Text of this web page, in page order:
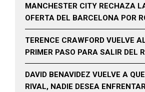
MANCHESTER CITY RECHAZA
OFERTA DEL BARCELONA POR
TERENCE CRAWFORD VUELVE
PRIMER PASO PARA SALIR DEL
DAVID BENAVIDEZ VUELVE A
RIVAL, NADIE DESEA